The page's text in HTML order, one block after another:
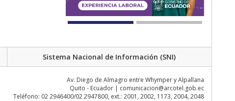
Sistema Nacional de Información (SNI)
Av. Diego de Almagro entre Whymper y Alpallana
Quito - Ecuador | comunicacion@arcotel.gob.ec
Teléfono: 02 2946400/02 2947800, ext.: 2001, 2002, 1173, 2004, 2048